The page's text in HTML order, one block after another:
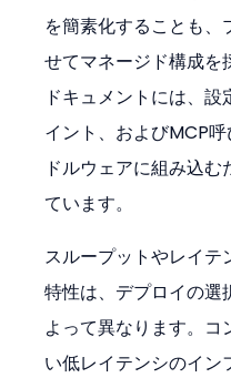
を簡素化することも
せてマネージド構成を
ドキュメントには、
イント、およびMCP
ドルウェアに組み込
ています。
スループットやレイテ
特性は、デプロイの選
よって異なります。
い低レイテンシのイン